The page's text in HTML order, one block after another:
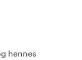
hennes